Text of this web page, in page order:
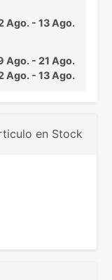
Ago. - 13 Ago.
Ago. - 21 Ago.
Ago. - 13 Ago.
en Stock